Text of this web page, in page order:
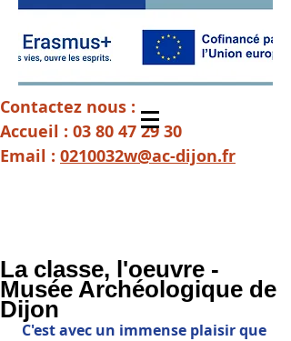
Contactez nous :
Accueil : 03 80 47 29 30
Email : 0210032w@ac-dijon.fr
La classe, l'oeuvre -
Musée Archéologique de
Dijon
C'est avec un immense plaisir que